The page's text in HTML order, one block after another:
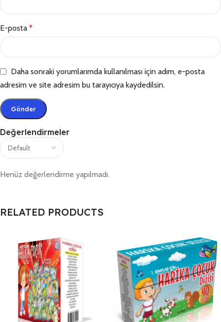
Değerlendirmeler
Henüz değerlendirme yapılmadı.
E-posta *
Daha sonraki yorumlarımda kullanılması için adım, e-posta
adresim ve site adresim bu tarayıcıya kaydedilsin.
RELATED PRODUCTS